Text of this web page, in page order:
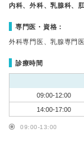
内科、外科、乳腺科、
専門医・資格：
外科専門医、乳腺専門医
診療時間
09:00-12:00
14:00-17:00
09:00-13:00